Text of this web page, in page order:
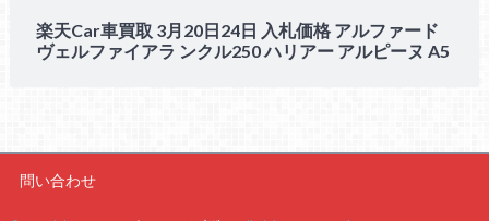
楽天Car車買取 3月20日24日 入札価格 アルファード
ヴェルファイアラ ンクル250 ハリアー アルピーヌ A5
問い合わせ